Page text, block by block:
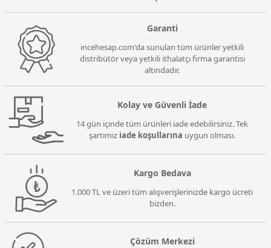
Garanti
incehesap.com'da sunulan tüm ürünler yetkili
distribütör veya yetkili ithalatçı firma garantisi
altındadır.
Kolay ve Güvenli İade
14 gün içinde tüm ürünleri iade edebilirsiniz. Tek
şartımız iade koşullarına uygun olması.
Kargo Bedava
1.000 TL ve üzeri tüm alışverişlerinizde kargo ücreti
bizden.
Çözüm Merkezi